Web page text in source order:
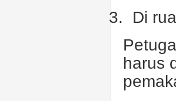
3.
Di
harus